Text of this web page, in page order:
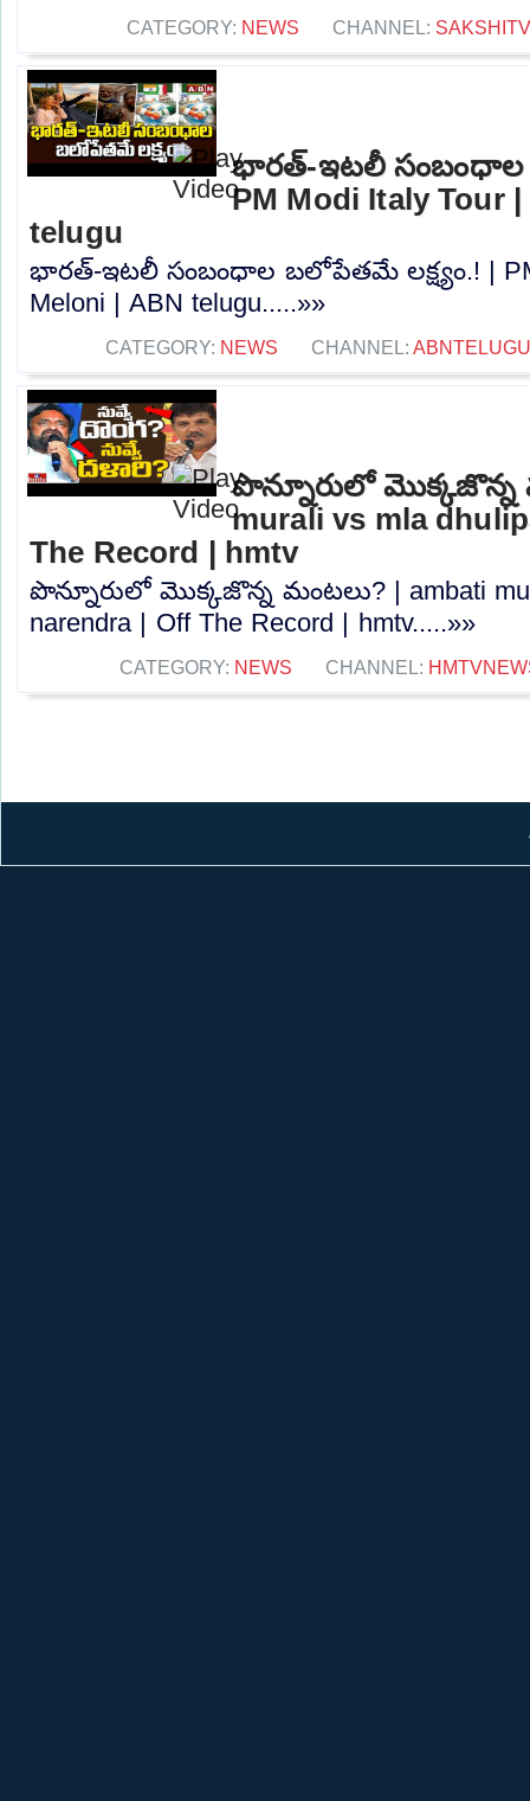
CATEGORY: NEWS CHANNEL: SAKSHITV
భారత్-ఇటలీ సంబంధాల
PM Modi Italy Tour
telugu
భారత్-ఇటలీ సంబంధాల బలోపేతమే లక్ష్యం.! | PM
Meloni | ABN telugu.....»»
CATEGORY: NEWS CHANNEL:
పొన్నూరులో మొక్కజొన్న
murali vs mla
The Record | hmtv
పొన్నూరులో మొక్కజొన్న మంటలు? | ambati
narendra | Off The Record | hmtv.....»»
CATEGORY: NEWS CHANNEL: